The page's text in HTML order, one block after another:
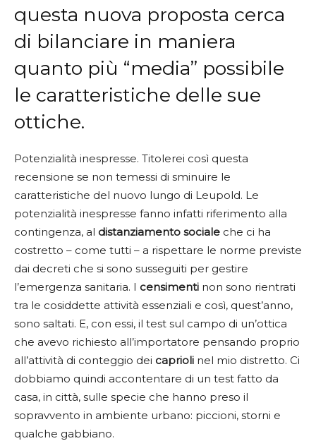
questa nuova proposta cerca
di bilanciare in maniera
quanto più “media” possibile
le caratteristiche delle sue
ottiche.
Potenzialità inespresse. Titolerei così questa
recensione se non temessi di sminuire le
caratteristiche del nuovo lungo di Leupold. Le
potenzialità inespresse fanno infatti riferimento alla
contingenza, al distanziamento sociale che ci ha
costretto – come tutti – a rispettare le norme previste
dai decreti che si sono susseguiti per gestire
l’emergenza sanitaria. I censimenti non sono rientrati
tra le cosiddette attività essenziali e così, quest’anno,
sono saltati. E, con essi, il test sul campo di un’ottica
che avevo richiesto all’importatore pensando proprio
all’attività di conteggio dei caprioli nel mio distretto. Ci
dobbiamo quindi accontentare di un test fatto da
casa, in città, sulle specie che hanno preso il
sopravvento in ambiente urbano: piccioni, storni e
qualche gabbiano.